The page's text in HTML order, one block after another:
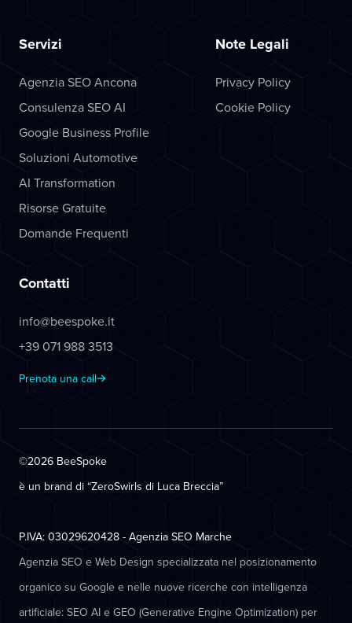
Servizi
Agenzia SEO Ancona
Consulenza SEO AI
Google Business Profile
Soluzioni Automotive
AI Transformation
Risorse Gratuite
Domande Frequenti
Note Legali
Privacy Policy
Cookie Policy
Contatti
info@beespoke.it
+39 071 988 3513
Prenota una call
©2026 BeeSpoke
è un brand di “ZeroSwirls di Luca Breccia”
P.IVA: 03029620428 - Agenzia SEO Marche
Agenzia SEO e Web Design specializzata nel posizionamento
organico su Google e nelle nuove ricerche con intelligenza
artificiale: SEO AI e GEO (Generative Engine Optimization) per